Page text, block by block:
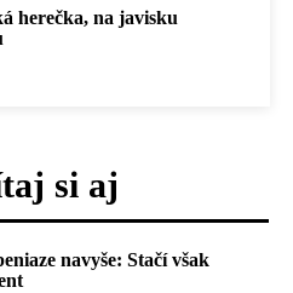
herečka, na javisku
si aj
navyše: Stačí však